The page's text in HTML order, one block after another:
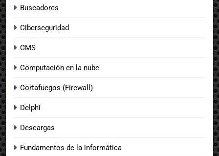
Buscadores
Ciberseguridad
CMS
Computación en la nube
Cortafuegos (Firewall)
Delphi
Descargas
Fundamentos de la informática